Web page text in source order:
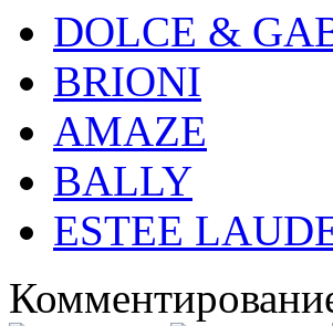
DOLCE &
BRIONI
AMAZE
BALLY
ESTEE